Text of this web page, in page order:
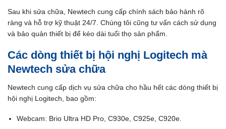
Sau khi sửa chữa, Newtech cung cấp chính sách bảo hành rõ
ràng và hỗ trợ kỹ thuật 24/7. Chúng tôi cũng tư vấn cách sử dụng
và bảo quản thiết bị để kéo dài tuổi thọ sản phẩm.
Các dòng thiết bị hội nghị Logitech mà
Newtech sửa chữa
Newtech cung cấp dịch vụ sửa chữa cho hầu hết các dòng thiết bị
hội nghị Logitech, bao gồm:
Webcam: Brio Ultra HD Pro, C930e, C925e, C920e.